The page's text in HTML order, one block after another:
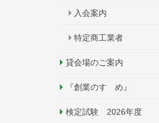
入会案内
特定商工業者
貸会場のご案内
『創業のすゝめ』
検定試験 2026年度